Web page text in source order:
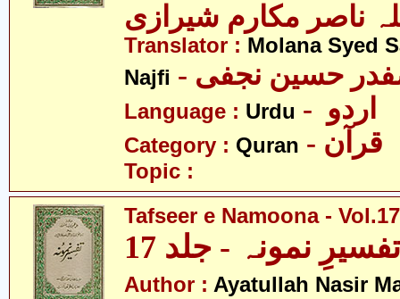
ناصر مکارم شیرازی
Translator : Molana Syed
Najfi
صفدر حسین نجفی
Language : Urdu
Category : Quran - قرآن
Topic :
Tafseer e Namoona - Vol.17
تفسیرِ نمونہ - جلد 17
Author : Ayatullah Nasir